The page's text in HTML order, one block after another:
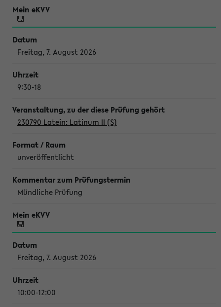
Freitag, 7. August 2026
9:30-18
230790 Latein: Latinum II (S)
unveröffentlicht
Mündliche Prüfung
Freitag, 7. August 2026
10:00-12:00